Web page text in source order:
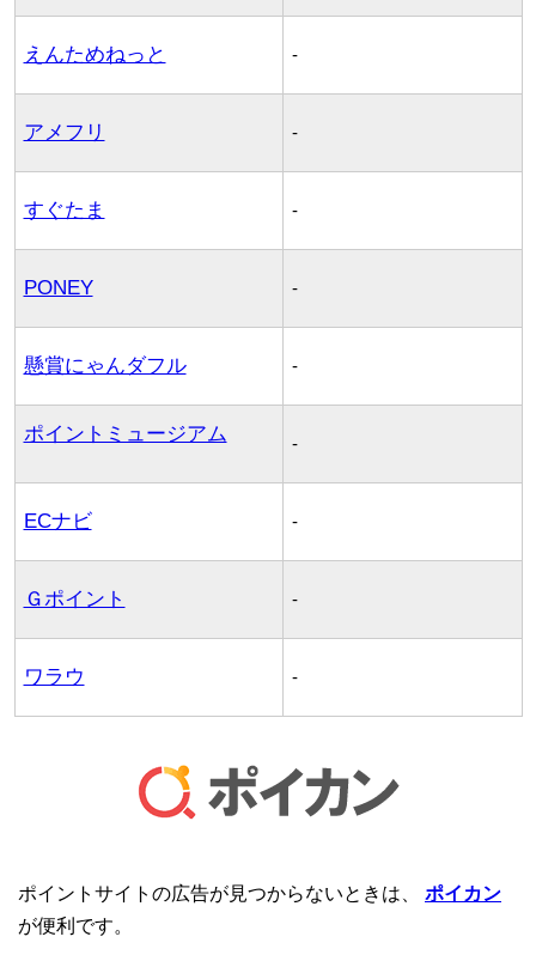
えんためねっと -
アメフリ -
すぐたま -
PONEY -
懸賞にゃんダフル -
ポイントミュージアム -
ECナビ -
Ｇポイント -
ワラウ -
ポイントサイトの広告が見つからないときは、 ポイカン
が便利です。